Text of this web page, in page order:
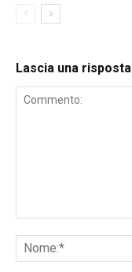
Lascia una risposta